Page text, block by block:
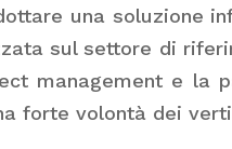
una soluzione
sul settore di
management e la
forte volontà dei